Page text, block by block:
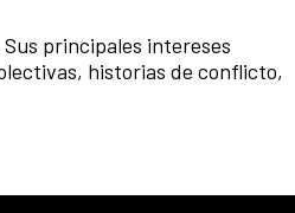
principales intereses
historias de conflicto,